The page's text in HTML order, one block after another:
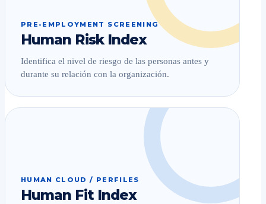
PRE-EMPLOYMENT SCREENING
Human Risk Index
Identifica el nivel de riesgo de las personas antes y
durante su relación con la organización.
HUMAN CLOUD / PERFILES
Human Fit Index